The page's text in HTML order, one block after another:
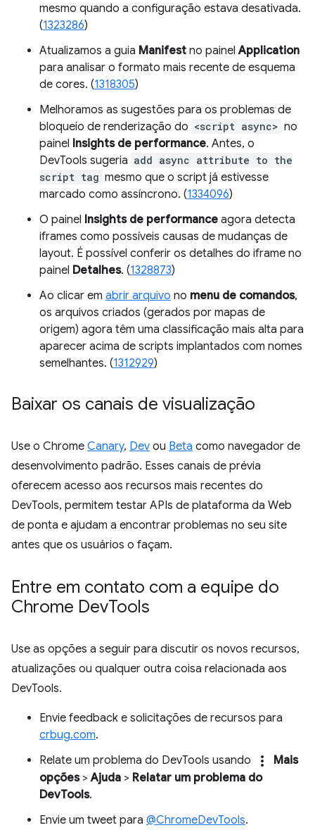
mesmo quando a configuração estava desativada.
(1323286)
Atualizamos a guia Manifest no painelApplication
para analisar o formato mais recente de esquema
de cores. (1318305)
Melhoramos as sugestões para os problemas de
bloqueio de renderização do <script async> no
painel Insights de performance. Antes, o
DevTools sugeria add async attribute to the
script tag mesmo que o script já estivesse
marcado como assíncrono. (1334096)
O painel Insights de performance agora detecta
iframes como possíveis causas de mudanças de
layout. É possível conferir os detalhes do iframe no
painel Detalhes. (1328873)
Ao clicar em abrir arquivo no menu de comandos,
os arquivos criados (gerados por mapas de
origem) agora têm uma classificação mais alta para
aparecer acima de scripts implantados com nomes
semelhantes. (1312929)
Baixar os canais de visualização
Use o Chrome Canary, Dev ou Beta como navegador de
desenvolvimento padrão. Esses canais de prévia
oferecem acesso aos recursos mais recentes do
DevTools, permitem testar APIs de plataforma da Web
de ponta e ajudam a encontrar problemas no seu site
antes que os usuários o façam.
Entre em contato com a equipe do
Chrome DevTools
Use as opções a seguir para discutir os novos recursos,
atualizações ou qualquer outra coisa relacionada aos
DevTools.
Envie feedback e solicitações de recursos para
crbug.com.
Relate um problema do DevTools usando
more_vert
Mais
opções>Ajuda > Relatar um problema do
DevTools.
Envie um tweet para @ChromeDevTools.